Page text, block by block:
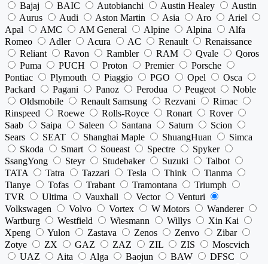
Bajaj
BAIC Autobianchi Austin Healey
Austin
Aurus
Audi Aston Martin Asia Aro
Ariel
Apal
AMC AM General Alpine Alpina
Alfa
Romeo
Adler Acura AC Renault
Renaissance
Reliant
Ravon Rambler RAM Qvale
Qoros
Puma
PUCH Proton Premier
Porsche
Pontiac
Plymouth Piaggio PGO Opel
Osca
Packard
Pagani Panoz Perodua Peugeot
Noble
Oldsmobile
Renault Samsung Rezvani
Rimac
Rinspeed
Roewe Rolls-Royce Ronart
Rover
Saab
Saipa Saleen Santana Saturn
Scion
Sears
SEAT Shanghai Maple ShuangHuan
Simca
Skoda
Smart Soueast Spectre
Spyker
SsangYong
Steyr Studebaker Suzuki
Talbot
TATA
Tatra Tazzari Tesla Think
Tianma
Tianye
Tofas Trabant Tramontana
Triumph
TVR
Ultima Vauxhall Vector
Venturi
Volkswagen
Volvo Vortex W Motors
Wanderer
Wartburg
Westfield Wiesmann Willys
Xin Kai
Xpeng
Yulon Zastava Zenos Zenvo
Zibar
Zotye
ZX GAZ ZAZ ZIL ZIS
Moscvich
UAZ
Aita Alga Baojun BAW
DFSC